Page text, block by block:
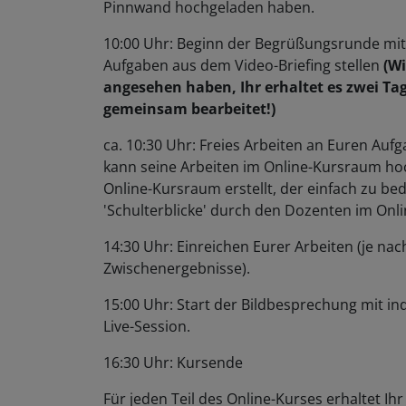
Pinnwand hochgeladen haben.
10:00 Uhr: Beginn der Begrüßungsrunde
Aufgaben aus dem Video-Briefing stellen
angesehen haben, Ihr erhaltet es zwei
gemeinsam bearbeitet!)
ca. 10:30 Uhr: Freies Arbeiten an Euren
kann seine Arbeiten im Online-Kursraum
Online-Kursraum erstellt, der einfach zu
'Schulterblicke' durch den Dozenten im
14:30 Uhr: Einreichen Eurer Arbeiten (je
Zwischenergebnisse).
15:00 Uhr: Start der Bildbesprechung mit
Live-Session.
16:30 Uhr: Kursende
Für jeden Teil des Online-Kurses erhaltet